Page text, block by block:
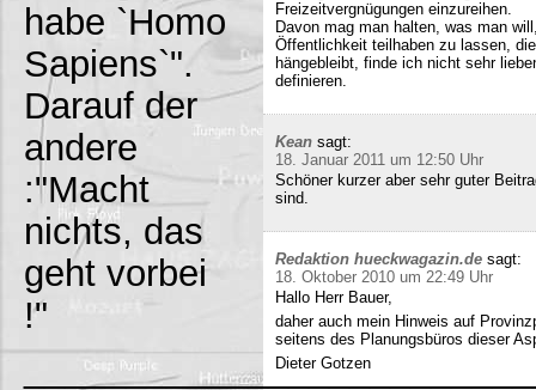
habe `Homo
Sapiens`".
Darauf der
andere
:"Macht
nichts, das
geht vorbei
!"
Freizeitvergnügungen einzureihen.
Davon mag man halten, was man
Öffentlichkeit teilhaben zu lassen,
hängebleibt, finde ich nicht sehr
definieren.
Kean sagt:
18. Januar 2011 um 12:50 Uhr
Schöner kurzer aber sehr guter
sind.
Redaktion hueckwagazin.de sagt:
18. Oktober 2010 um 22:49 Uhr
Hallo Herr Bauer,
daher auch mein Hinweis auf
seitens des Planungsbüros dieser
Dieter Gotzen